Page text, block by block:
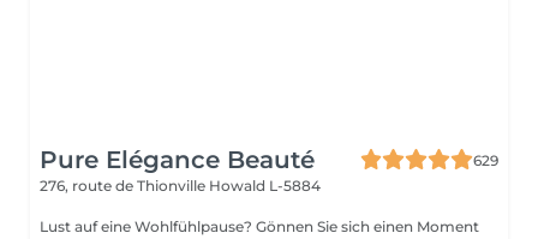
Pure Elégance Beauté
629
276, route de Thionville Howald L-5884
Lust auf eine Wohlfühlpause? Gönnen Sie sich einen Moment